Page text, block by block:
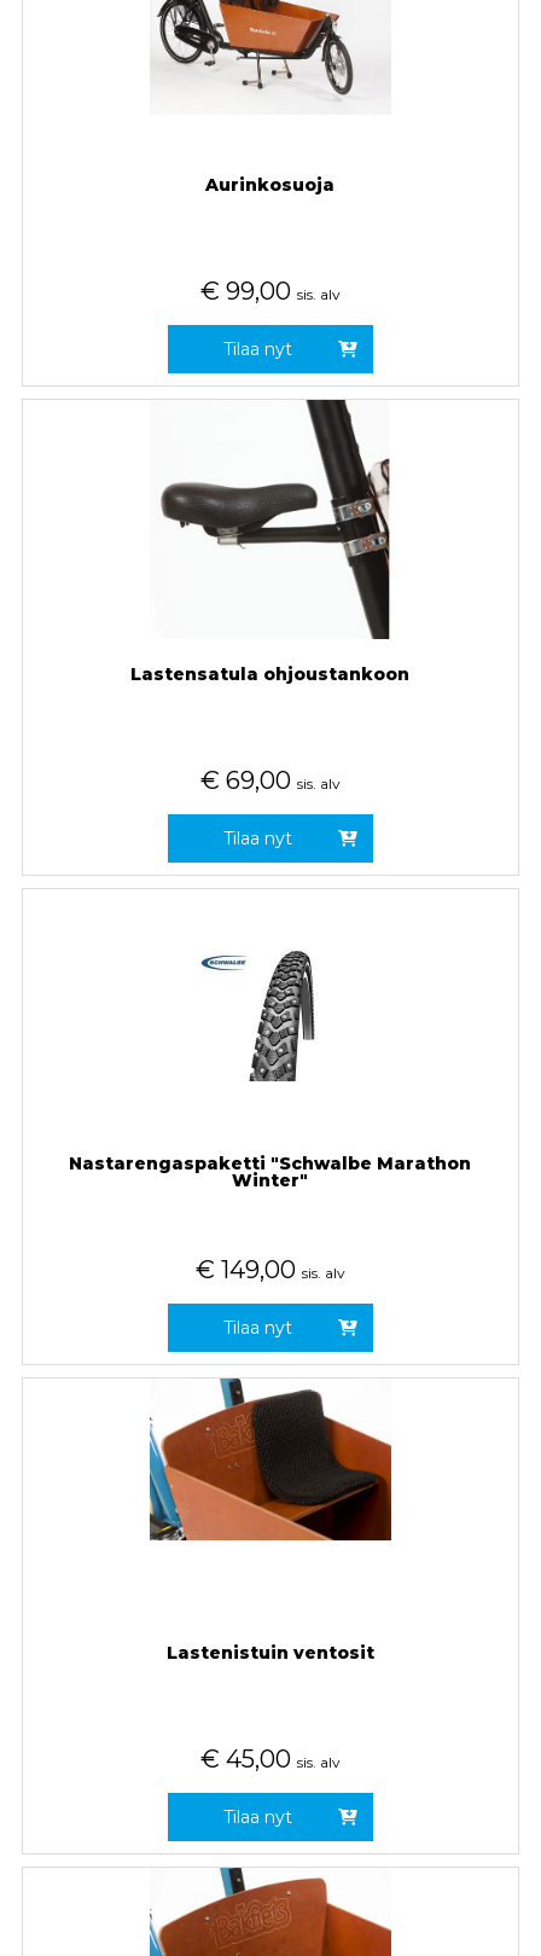
Aurinkosuoja
€ 99,00 sis. alv
Tilaa nyt
Lastensatula ohjoustankoon
€ 69,00 sis. alv
Tilaa nyt
Nastarengaspaketti "Schwalbe Marathon
Winter"
€ 149,00 sis. alv
Tilaa nyt
Lastenistuin ventosit
€ 45,00 sis. alv
Tilaa nyt